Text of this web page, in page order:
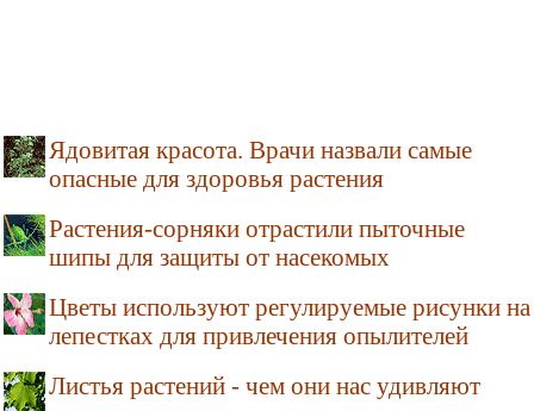
Ядовитая красота. Врачи назвали самые
опасные для здоровья растения
Растения-сорняки отрастили пыточные
шипы для защиты от насекомых
Цветы используют регулируемые рисунки на
лепестках для привлечения опылителей
Листья растений - чем они нас удивляют